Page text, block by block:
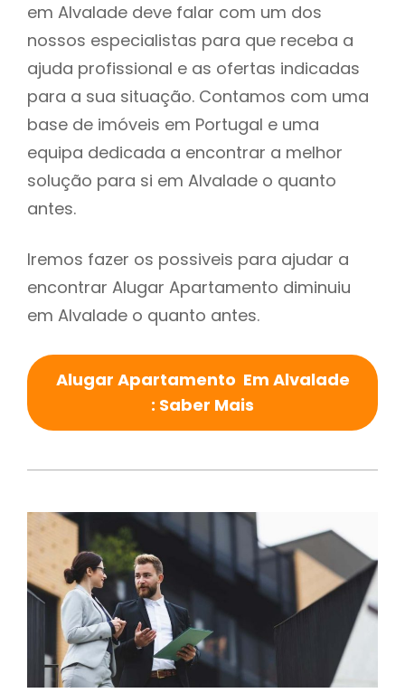
em Alvalade deve falar com um dos
nossos especialistas para que receba a
ajuda profissional e as ofertas indicadas
para a sua situação. Contamos com uma
base de imóveis em Portugal e uma
equipa dedicada a encontrar a melhor
solução para si em Alvalade o quanto
antes.
Iremos fazer os possiveis para ajudar a
encontrar Alugar Apartamento diminuiu
em Alvalade o quanto antes.
Alugar Apartamento Em Alvalade
: Saber Mais